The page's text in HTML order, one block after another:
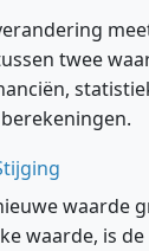
twee
waarde
waarde, is